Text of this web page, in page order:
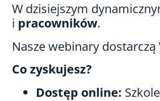
W dzisiejszym
i pracowników.
Nasze webinary dostarczą
Co zyskujesz?
Dostęp online: